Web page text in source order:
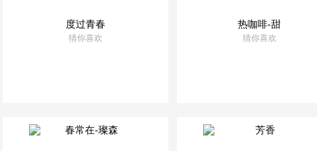
度过青春
猜你喜欢
精品出品
热咖啡-甜
猜你喜欢
精品出品